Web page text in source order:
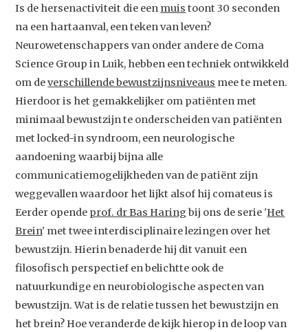
Is de hersenactiviteit die een muis toont 30 seconden
na een hartaanval, een teken van leven?
Neurowetenschappers van onder andere de Coma
Science Group in Luik, hebben een techniek ontwikkeld
om deverschillende bewustzijnsniveaus mee te meten.
Hierdoor is het gemakkelijker om patiënten met
minimaal bewustzijn te onderscheiden van patiënten
met locked-in syndroom, een neurologische
aandoening waarbij bijna alle
communicatiemogelijkheden van de patiënt zijn
weggevallen waardoor het lijkt alsof hij comateus is
Eerder opende prof. dr Bas Haring bij ons de serie 'Het
Brein' met twee interdisciplinaire lezingen over het
bewustzijn. Hierin benaderde hij dit vanuit een
filosofisch perspectief en belichtte ook de
natuurkundige en neurobiologische aspecten van
bewustzijn. Wat is de relatie tussen het bewustzijn en
het brein? Hoe veranderde de kijk hierop in de loop van